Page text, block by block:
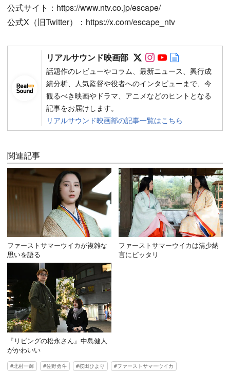
公式サイト：https://www.ntv.co.jp/escape/
公式X（旧Twitter）：https://x.com/escape_ntv
リアルサウンド映画部 Follow on SNS
Follow on SNS
Follow on
話題作のレビューやコラム、最新ニュース、興行成
績分析、人気監督や役者へのインタビューまで、今
観るべき映画やドラマ、アニメなどのヒントとなる
記事をお届けします。
リアルサウンド映画部の記事一覧はこちら
関連記事
ファーストサマーウイカが複雑な
思いを語る
ファーストサマーウイカは清少納
言にピッタリ
『リビングの松永さん』中島健人
がかわいい
北村一輝 佐野勇斗 桜田ひより
ファーストサマーウイカ